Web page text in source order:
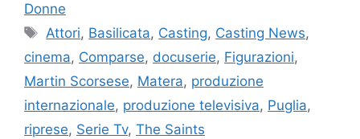
Donne
Tag
Attori, Basilicata, Casting, Casting News,
cinema, Comparse, docuserie, Figurazioni,
Martin Scorsese, Matera, produzione
internazionale, produzione televisiva, Puglia,
riprese, Serie Tv, The Saints